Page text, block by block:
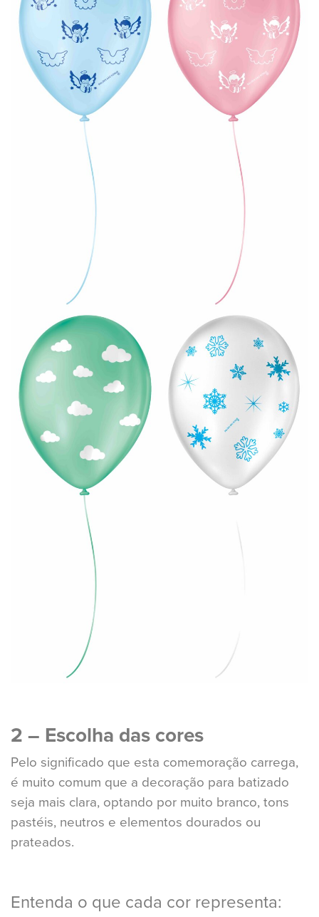
2 – Escolha das cores
Pelo significado que esta comemoração carrega,
é muito comum que a decoração para batizado
seja mais clara, optando por muito branco, tons
pastéis, neutros e elementos dourados ou
prateados.
Entenda o que cada cor representa: